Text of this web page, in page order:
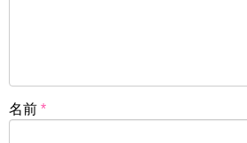
名前 *